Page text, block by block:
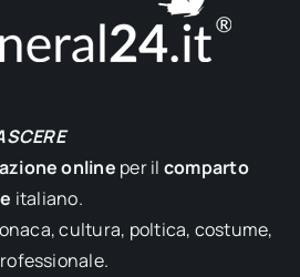
online per il comparto
italiano.
cultura, poltica, costume,